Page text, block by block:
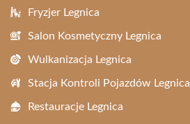
Fryzjer Legnica
Salon Kosmetyczny Legnica
Wulkanizacja Legnica
Stacja Kontroli Pojazdów Legnica
Restauracje Legnica